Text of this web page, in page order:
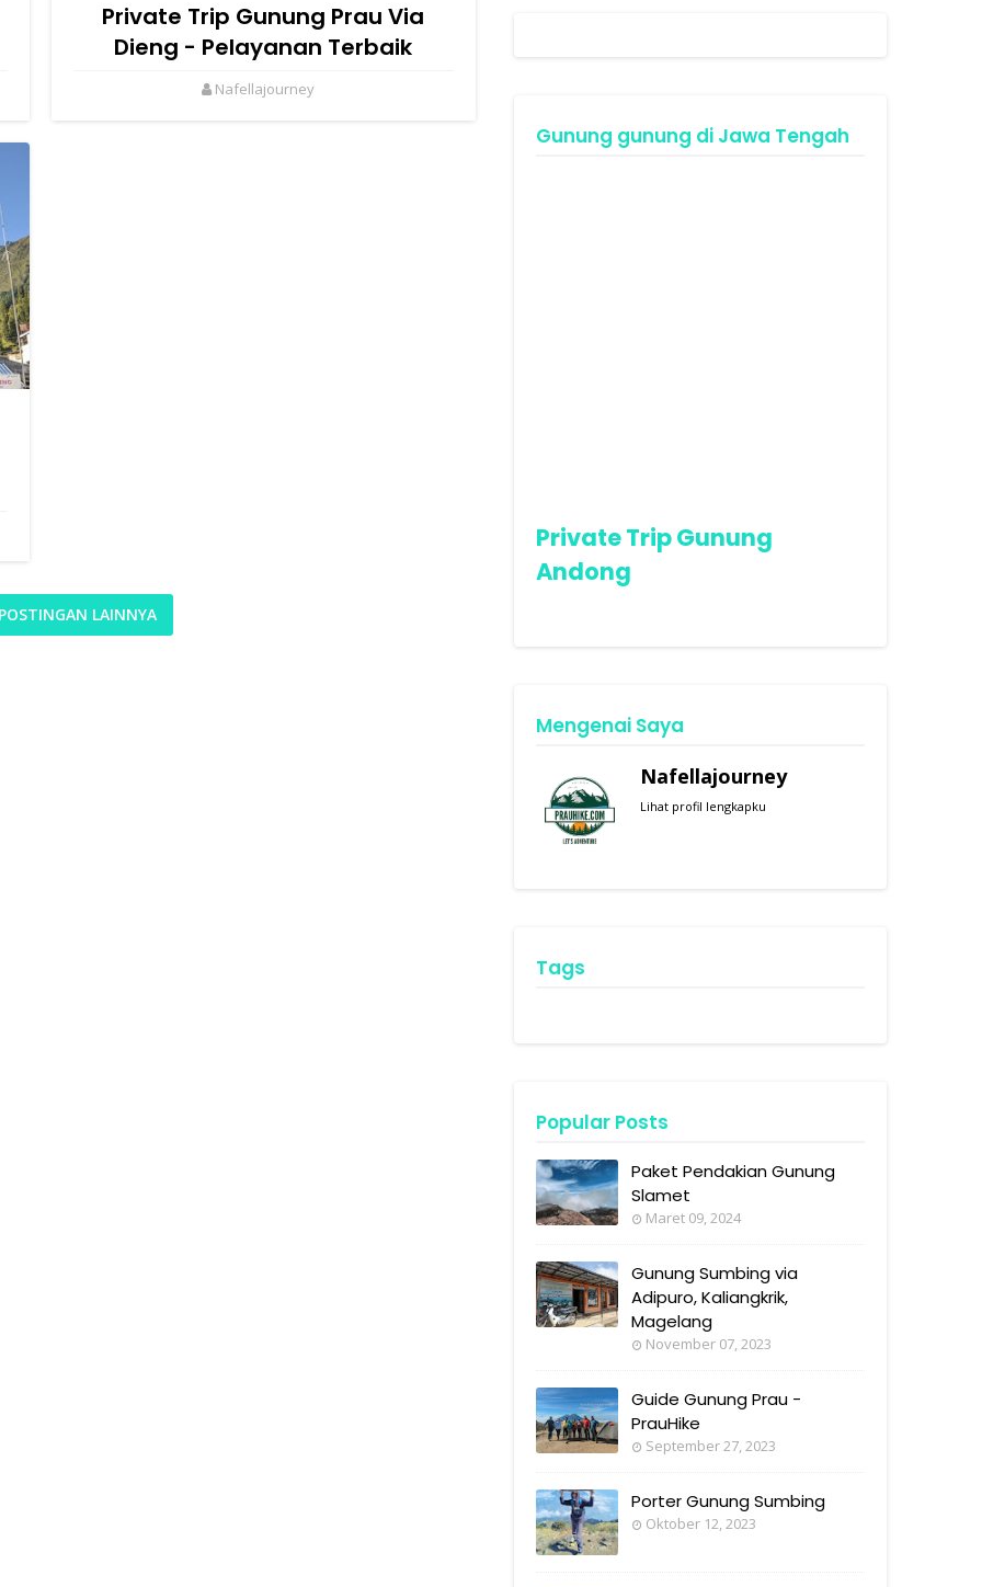
Private Trip Gunung Prau Via
Dieng - Pelayanan Terbaik
Nafellajourney
LAINNYA
Gunung gunung di Jawa Tengah
Private Trip Gunung
Andong
Mengenai Saya
Nafellajourney
Lihat profil lengkapku
Tags
Popular Posts
Paket Pendakian Gunung
Slamet
Maret 09, 2024
Gunung Sumbing via
Adipuro, Kaliangkrik,
Magelang
November 07, 2023
Guide Gunung Prau -
PrauHike
September 27, 2023
Porter Gunung Sumbing
Oktober 12, 2023